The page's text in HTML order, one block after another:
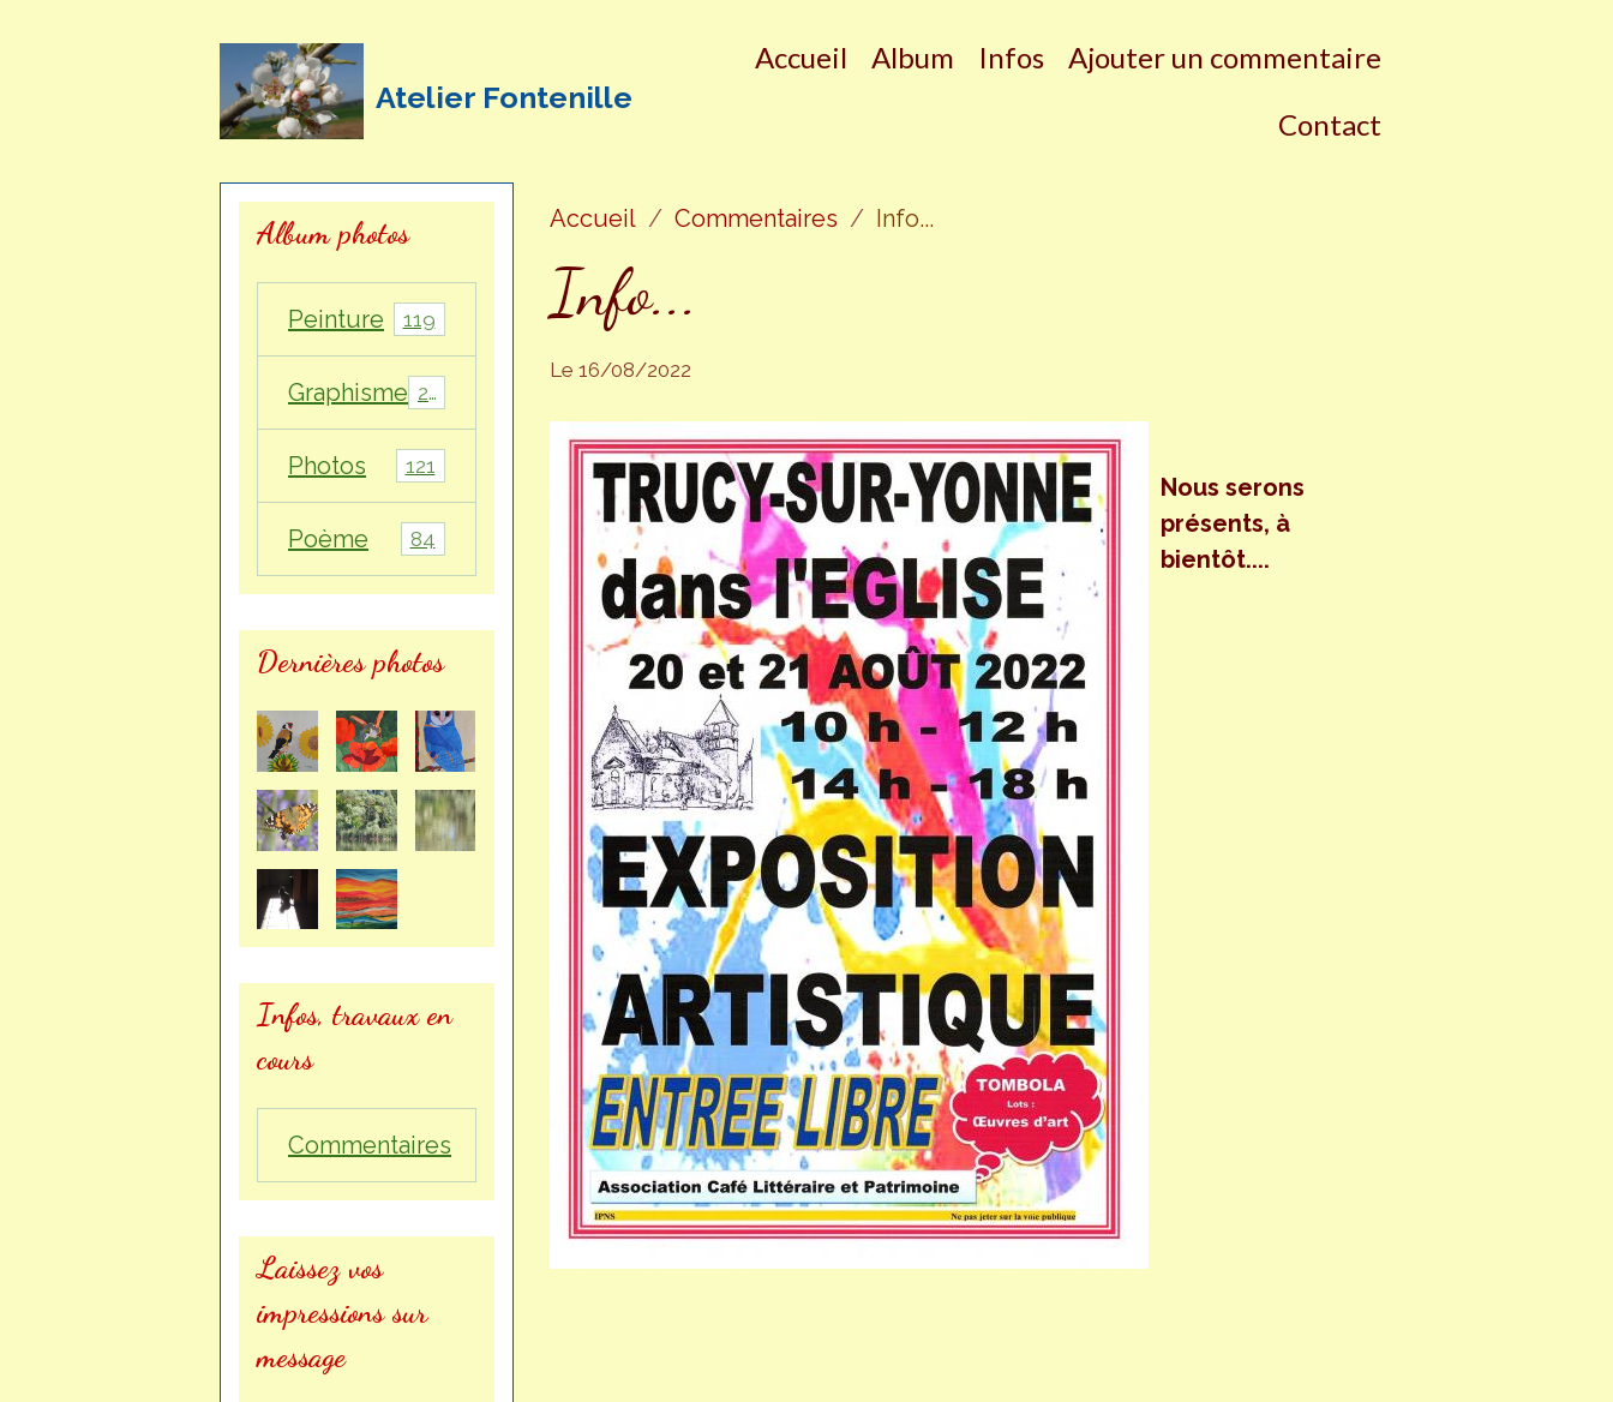
Atelier Fontenille
Accueil Album Infos
Ajouter un commentaire
Contact
Accueil Commentaires Info...
Info...
Le 16/08/2022
Nous serons
présents, à
bientôt....
Album photos
Peinture 119
Graphisme 28
Photos 121
Poème 84
Dernières photos
Infos, travaux en
cours
Commentaires
Laissez vos
impressions sur
message